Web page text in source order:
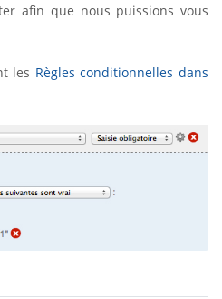
afin que nous puissions vous
les Règles conditionnelles dans